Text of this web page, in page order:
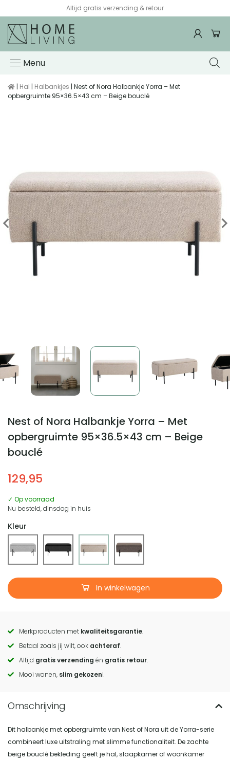
Altijd gratis verzending & retour
Menu
| Hal | Halbankjes | Nest of Nora Halbankje Yorra – Met
opbergruimte 95×36.5×43 cm – Beige bouclé
Nest of Nora Halbankje Yorra – Met
opbergruimte 95×36.5×43 cm – Beige
bouclé
129,95
✓ Op voorraad
Nu besteld, dinsdag in huis
Kleur
In winkelwagen
Call
to
actions
Merkproducten met kwaliteitsgarantie.
Betaal zoals jij wilt, ook achteraf.
Altijd gratis verzending én gratis retour.
Mooi wonen, slim gekozen!
Dit halbankje met opbergruimte van Nest of Nora uit de Yorra-serie
combineert luxe uitstraling met slimme functionaliteit. De zachte
beige bouclé bekleding geeft je hal, slaapkamer of woonkamer